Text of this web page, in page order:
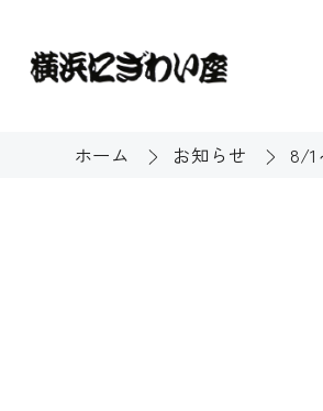
ホーム お知らせ 8/1